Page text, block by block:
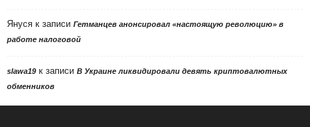
Януся к записи Гетманцев анонсировал «настоящую революцию» в
работе налоговой
slawa19 к записи В Украине ликвидировали девять криптовалютных
обменников